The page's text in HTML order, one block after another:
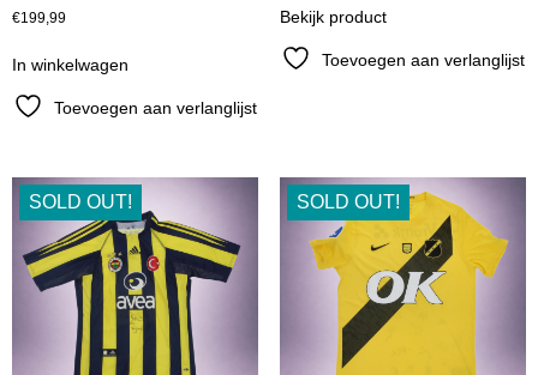
€199,99
In winkelwagen
Toevoegen aan verlanglijst
Bekijk product
Toevoegen aan verlanglijst
SOLD OUT! SOLD OUT!